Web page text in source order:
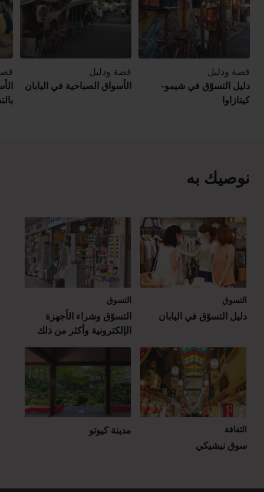
قصة ودليل
الأسواق الصباحية في اليابان
قصة ودليل
دليل التسوّق في شيمو-
كيتازاوا
نوصيك به
التسوق
دليل التسوّق في اليابان
التسوق
التسوّق وشراء الأجهزة
الإلكترونية وأكثر من ذلك
الثقافة
سوق نيشيكي
مدينة كيوتو